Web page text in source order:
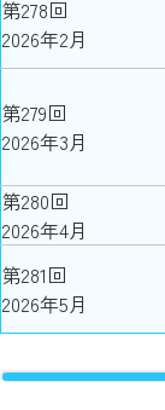
第278回
2026年2月
第279回
2026年3月
第280回
2026年4月
第281回
2026年5月